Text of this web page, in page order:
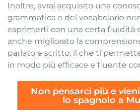
Inoltre, avrai acquisito una
grammatica e del vocabolario
esprimerti con una certa fluidità
anche migliorato la
parlato e scritto, il che ti
in modo più efficace e fluente
Non pensarci più e
lo spagnolo a